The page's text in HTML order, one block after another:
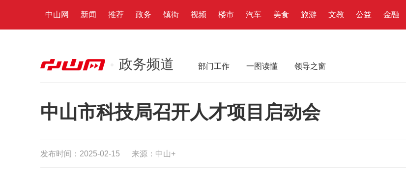
中山网 新闻 推荐 政务 镇街 视频 楼市 汽车 美食 旅游 文教 公益 金融
政务频道 部门工作 一图读懂 领导之窗
中山市科技局召开人才项目启动会
发布时间：2025-02-15 来源：中山+